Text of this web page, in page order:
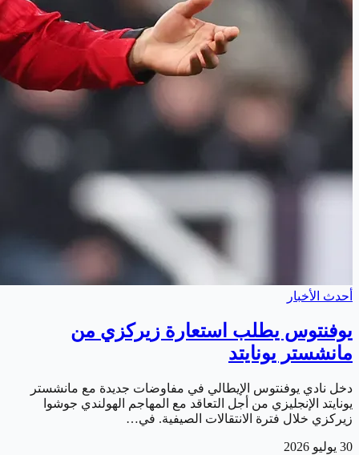
أحدث الأخبار
يوفنتوس يطلب استعارة زيركزي من
مانشستر يونايتد
دخل نادي يوفنتوس الإيطالي في مفاوضات جديدة مع مانشستر
يونايتد الإنجليزي من أجل التعاقد مع المهاجم الهولندي جوشوا
زيركزي خلال فترة الانتقالات الصيفية. في…
30 يوليو 2026